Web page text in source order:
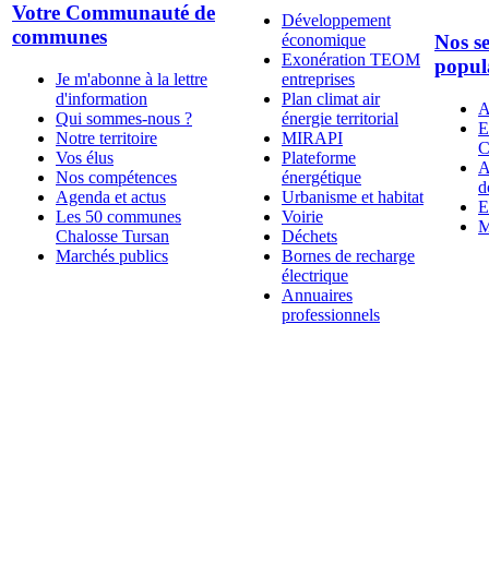
Votre Communauté de
communes
Je m'abonne à la lettre
d'information
Qui sommes-nous ?
Notre territoire
Vos élus
Nos compétences
Agenda et actus
Les 50 communes
Chalosse Tursan
Marchés publics
Développement
économique
Exonération TEOM
entreprises
Plan climat air
énergie territorial
MIRAPI
Plateforme
énergétique
Urbanisme et habitat
Voirie
Déchets
Bornes de recharge
électrique
Annuaires
professionnels
Nos